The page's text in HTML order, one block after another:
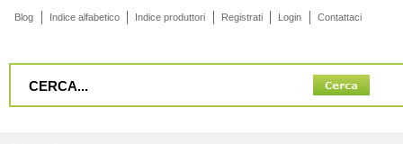
Blog Indice alfabetico Indice produttori Registrati Login Contattaci